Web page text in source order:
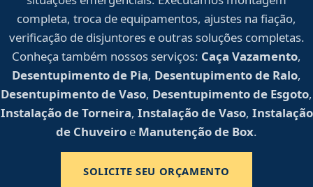
completa, troca de equipamentos, ajustes na fiação,
verificação de disjuntores e outras soluções completas.
Conheça também nossos serviços: Caça Vazamento,
Desentupimento de Pia, Desentupimento de Ralo,
Desentupimento de Vaso, Desentupimento de Esgoto,
Instalação de Torneira, Instalação de Vaso, Instalação
de Chuveiro e Manutenção de Box.
SOLICITE SEU ORÇAMENTO